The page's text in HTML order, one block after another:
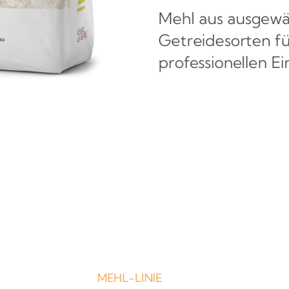
Mehl aus
Getreidesorten
professionellen
MEHL-LINIE